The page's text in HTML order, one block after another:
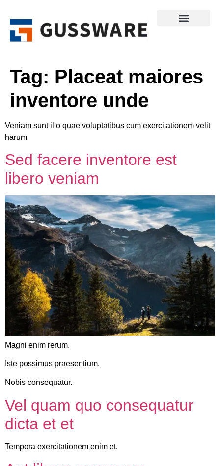
Tag: Placeat maiores
inventore unde
Veniam sunt illo quae voluptatibus cum exercitationem velit
harum
Sed facere inventore est
libero veniam
Magni enim rerum.
Iste possimus praesentium.
Nobis consequatur.
Vel quam quo consequatur
dicta et et
Tempora exercitationem enim et.